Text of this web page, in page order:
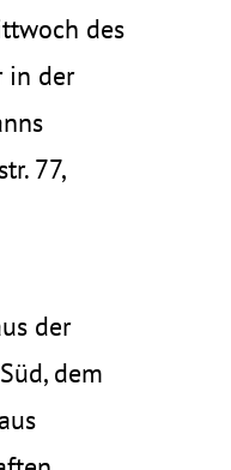
des
in der
77,
der
dem